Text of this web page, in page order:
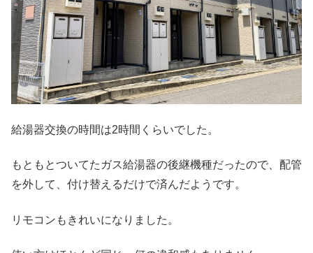
給湯器交換の時間は2時間くらいでした。
もともとついてたガス給湯器の後継機種だったので、配管
を外して、付け替えるだけで済んだようです。
リモコンもきれいになりました。